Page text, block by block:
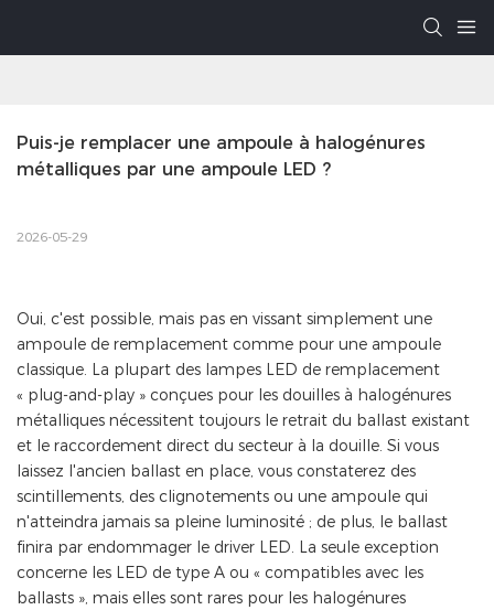
Puis-je remplacer une ampoule à halogénures
métalliques par une ampoule LED ?
2026-05-29
Oui, c'est possible, mais pas en vissant simplement une
ampoule de remplacement comme pour une ampoule
classique. La plupart des lampes LED de remplacement
« plug-and-play » conçues pour les douilles à halogénures
métalliques nécessitent toujours le retrait du ballast existant
et le raccordement direct du secteur à la douille. Si vous
laissez l'ancien ballast en place, vous constaterez des
scintillements, des clignotements ou une ampoule qui
n'atteindra jamais sa pleine luminosité ; de plus, le ballast
finira par endommager le driver LED. La seule exception
concerne les LED de type A ou « compatibles avec les
ballasts », mais elles sont rares pour les halogénures